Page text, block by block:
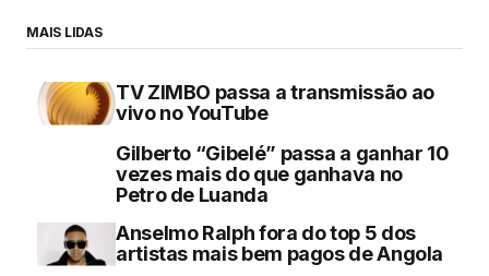
MAIS LIDAS
TV ZIMBO passa a transmissão ao
vivo no YouTube
Gilberto “Gibelé” passa a ganhar 10
vezes mais do que ganhava no
Petro de Luanda
Anselmo Ralph fora do top 5 dos
artistas mais bem pagos de Angola